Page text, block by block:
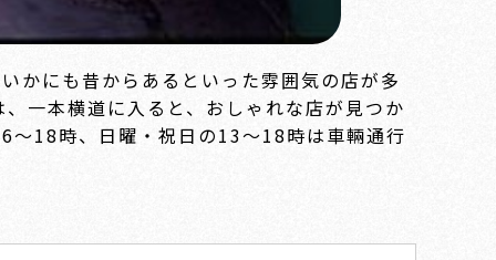
かにも昔からあるといった雰囲気の店が多
一本横道に入ると、おしゃれな店が見つか
～18時、日曜・祝日の13～18時は車輛通行